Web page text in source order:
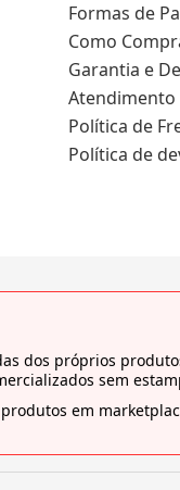
Formas de
Como
Garantia e
Atendimento
Política de
Política de
dos próprios
sem
em